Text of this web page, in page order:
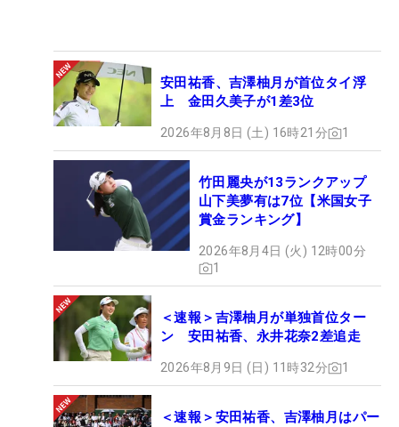
安田祐香、吉澤柚月が首位タイ浮
上 金田久美子が1差3位
2026年8月8日 (土) 16時21分 1
竹田麗央が13ランクアップ
山下美夢有は7位【米国女子
賞金ランキング】
2026年8月4日 (火) 12時00分
1
＜速報＞吉澤柚月が単独首位ター
ン 安田祐香、永井花奈2差追走
2026年8月9日 (日) 11時32分 1
＜速報＞安田祐香、吉澤柚月はパー